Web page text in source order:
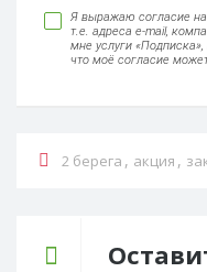
Я выражаю согласие на
т.е. адреса e-mail,
мне услуги
что моё согласие
2 берега , акция ,